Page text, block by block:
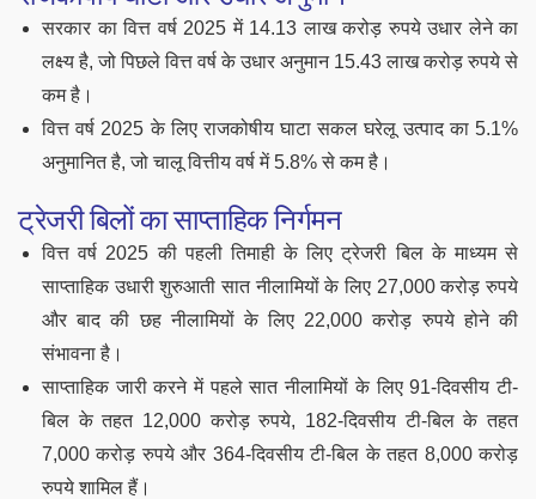
सरकार का वित्त वर्ष 2025 में 14.13 लाख करोड़ रुपये उधार लेने का
लक्ष्य है, जो पिछले वित्त वर्ष के उधार अनुमान 15.43 लाख करोड़ रुपये से
कम है।
वित्त वर्ष 2025 के लिए राजकोषीय घाटा सकल घरेलू उत्पाद का 5.1%
अनुमानित है, जो चालू वित्तीय वर्ष में 5.8% से कम है।
ट्रेजरी बिलों का साप्ताहिक निर्गमन
वित्त वर्ष 2025 की पहली तिमाही के लिए ट्रेजरी बिल के माध्यम से
साप्ताहिक उधारी शुरुआती सात नीलामियों के लिए 27,000 करोड़ रुपये
और बाद की छह नीलामियों के लिए 22,000 करोड़ रुपये होने की
संभावना है।
साप्ताहिक जारी करने में पहले सात नीलामियों के लिए 91-दिवसीय टी-
बिल के तहत 12,000 करोड़ रुपये, 182-दिवसीय टी-बिल के तहत
7,000 करोड़ रुपये और 364-दिवसीय टी-बिल के तहत 8,000 करोड़
रुपये शामिल हैं।